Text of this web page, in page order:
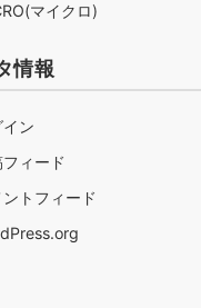
マイクロ)
情報
イン
ィード
ントフィード